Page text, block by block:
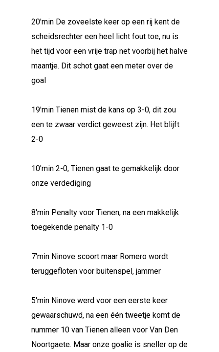
20'min De zoveelste keer op een rij kent de
scheidsrechter een heel licht fout toe, nu is
het tijd voor een vrije trap net voorbij het halve
maantje. Dit schot gaat een meter over de
goal
19'min Tienen mist de kans op 3-0, dit zou
een te zwaar verdict geweest zijn. Het blijft
2-0
10'min 2-0, Tienen gaat te gemakkelijk door
onze verdediging
8'min Penalty voor Tienen, na een makkelijk
toegekende penalty 1-0
7'min Ninove scoort maar Romero wordt
teruggefloten voor buitenspel, jammer
5'min Ninove werd voor een eerste keer
gewaarschuwd, na een één tweetje komt de
nummer 10 van Tienen alleen voor Van Den
Noortgaete. Maar onze goalie is sneller op de